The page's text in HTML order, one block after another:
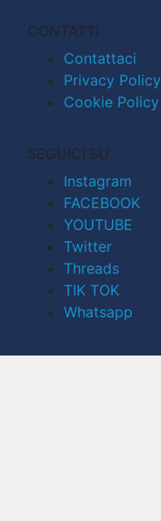
CONTATTI
Contattaci
Privacy Policy
Cookie Policy
SEGUICI SU
Instagram
FACEBOOK
YOUTUBE
Twitter
Threads
TIK TOK
Whatsapp